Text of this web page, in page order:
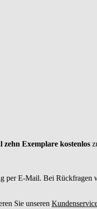
zehn Exemplare kostenlos
E-Mail. Bei Rückfragen
Sie unseren